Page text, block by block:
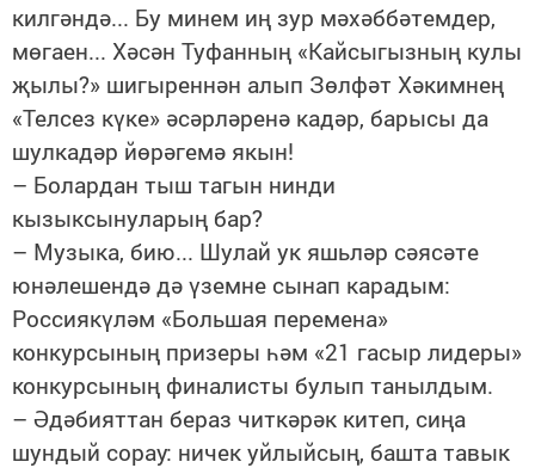
килгәндә... Бу минем иң зур мәхәббәтемдер,
мөгаен... Хәсән Туфанның «Кайсыгызның кулы
җылы?» шигыреннән алып Зөлфәт Хәкимнең
«Телсез күке» әсәрләренә кадәр, барысы да
шулкадәр йөрәгемә якын!
– Болардан тыш тагын нинди
кызыксынуларың бар?
– Музыка, бию... Шулай ук яшьләр сәясәте
юнәлешендә дә үземне сынап карадым:
Россиякүләм «Большая перемена»
конкурсының призеры һәм «21 гасыр лидеры»
конкурсының финалисты булып танылдым.
– Әдәбияттан бераз читкәрәк китеп, сиңа
шундый сорау: ничек уйлыйсың, башта тавык